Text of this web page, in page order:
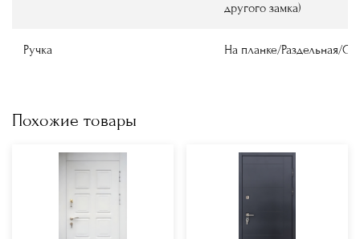
другого замка)
Ручка На планке/Раздельная/
Похожие товары